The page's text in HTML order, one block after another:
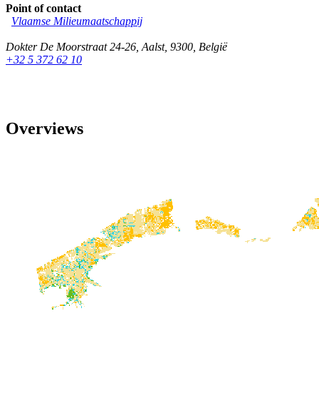
Point of contact
Vlaamse Milieumaatschappij
Dokter De Moorstraat 24-26 Aalst, 9300 België
+32 5 372 62 10
Overviews